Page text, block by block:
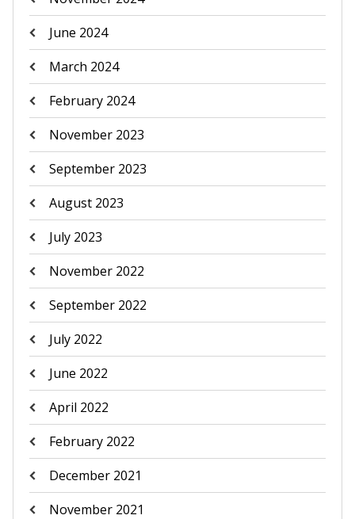
June 2024
March 2024
February 2024
November 2023
September 2023
August 2023
July 2023
November 2022
September 2022
July 2022
June 2022
April 2022
February 2022
December 2021
November 2021